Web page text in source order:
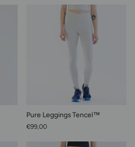
Pure Leggings Tencel™
€99,00